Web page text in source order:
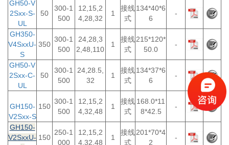
GH50-V
2Sxx-S-
UL
50
300-1
500
12,15,2
4,28,32
1
接线
式
134*40*6
6
-
GH350-
V4SxxU-
S
350
300-1
500
24,28,3
2,48,110
1
接线
式
215*120*
50.0
-
GH50-V
2Sxx-C-
UL
50
300-1
500
24,28.5,
32
1
接线
式
134*37*6
6
-
GH150-
V2Sxx-S
150
300-1
500
12,15,2
4,32,48
1
接线
式
168.0*11
8*42.5
-
GH150-
V2SxxU- 150
250-1
000
12,15,2
4,32,48
1
接线
式
201*70*4
2
-